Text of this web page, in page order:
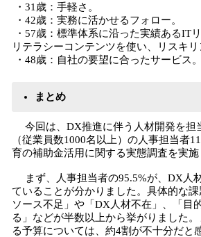
・31歳：手軽さ。
・42歳：実務に活かせるフォロー。
・57歳：標準体系に沿った実績あるIT
リテラシーコンテンツを使い、リスキリ
・48歳：自社の要望に合ったサービス。
まとめ
今回は、DX推進に伴う人材開発を担
（従業員数1000名以上）の人事担当者
育の補助金活用に関する実態調査を実施
まず、人事担当者の95.5%が、DX人
ていることが分かりました。具体的な課
ソース不足」や「DX人材不在」、「目
る」などが半数以上から挙がりました
る予算については、約4割が不十分だと